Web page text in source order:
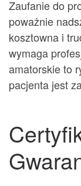
Zaufanie do
poważnie
kosztowna i
wymaga
amatorskie to
pacjenta jest